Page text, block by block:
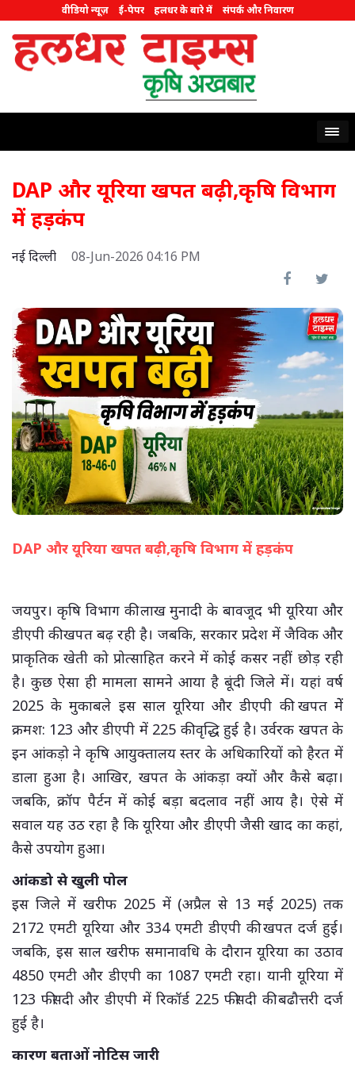
वीडियो न्यूज़ ई-पेपर हलधर के बारे में संपर्क और निवारण
DAP और यूरिया खपत बढ़ी,कृषि विभाग
में हड़कंप
नई दिल्ली 08-Jun-2026 04:16 PM
DAP और यूरिया खपत बढ़ी,कृषि विभाग में हड़कंप
जयपुर। कृषि विभाग की लाख मुनादी के बावजूद भी यूरिया और
डीएपी की खपत बढ़ रही है। जबकि, सरकार प्रदेश में जैविक और
प्राकृतिक खेती को प्रोत्साहित करने में कोई कसर नहीं छोड़ रही
है। कुछ ऐसा ही मामला सामने आया है बूंदी जिले में। यहां वर्ष
2025 के मुकाबले इस साल यूरिया और डीएपी की खपत मेें
क्रमश: 123 और डीएपी में 225 की वृद्धि हुई है। उर्वरक खपत के
इन आंकड़ो ने कृषि आयुक्तालय स्तर के अधिकारियों को हैरत में
डाला हुआ है। आखिर, खपत के आंकड़ा क्यों और कैसे बढ़ा।
जबकि, क्रॉप पैर्टन में कोई बड़ा बदलाव नहीं आय है। ऐसे में
सवाल यह उठ रहा है कि यूरिया और डीएपी जैसी खाद का कहां,
कैसे उपयोग हुआ।
आंकडो से खुली पोल
इस जिले में खरीफ 2025 में (अप्रैल से 13 मई 2025) तक
2172 एमटी यूरिया और 334 एमटी डीएपी की खपत दर्ज हुई।
जबकि, इस साल खरीफ समानावधि के दौरान यूरिया का उठाव
4850 एमटी और डीएपी का 1087 एमटी रहा। यानी यूरिया में
123 फीसदी और डीएपी में रिकॉर्ड 225 फीसदी की बढौत्तरी दर्ज
हुई है।
कारण बताओं नोटिस जारी